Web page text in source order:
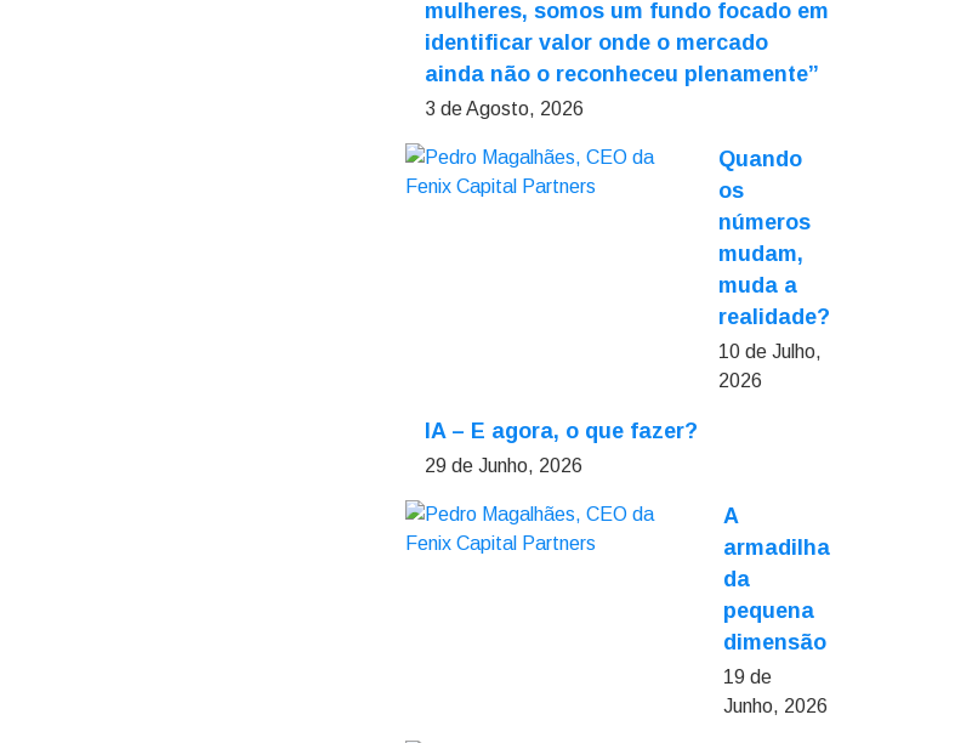
mulheres, somos um fundo focado em
identificar valor onde o mercado
ainda não o reconheceu plenamente”
3 de Agosto, 2026
Quando
os
números
mudam,
muda a
realidade?
10 de Julho,
2026
IA – E agora, o que fazer?
29 de Junho, 2026
A
armadilha
da
pequena
dimensão
19 de
Junho, 2026